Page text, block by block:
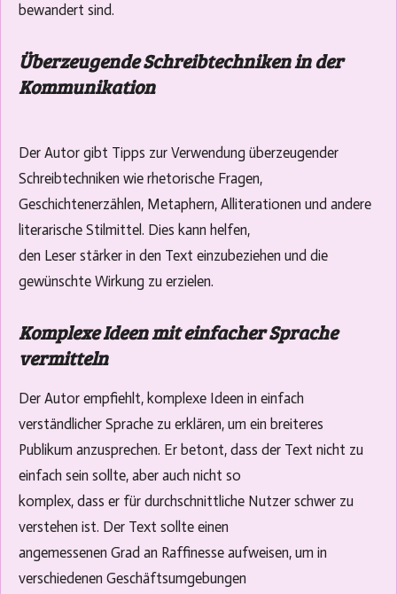
bewandert sind.
Überzeugende Schreibtechniken in der
Kommunikation
Der Autor gibt Tipps zur Verwendung überzeugender
Schreibtechniken wie rhetorische Fragen,
Geschichtenerzählen, Metaphern, Alliterationen und andere
literarische Stilmittel. Dies kann helfen,
den Leser stärker in den Text einzubeziehen und die
gewünschte Wirkung zu erzielen.
Komplexe Ideen mit einfacher Sprache
vermitteln
Der Autor empfiehlt, komplexe Ideen in einfach
verständlicher Sprache zu erklären, um ein breiteres
Publikum anzusprechen. Er betont, dass der Text nicht zu
einfach sein sollte, aber auch nicht so
komplex, dass er für durchschnittliche Nutzer schwer zu
verstehen ist. Der Text sollte einen
angemessenen Grad an Raffinesse aufweisen, um in
verschiedenen Geschäftsumgebungen